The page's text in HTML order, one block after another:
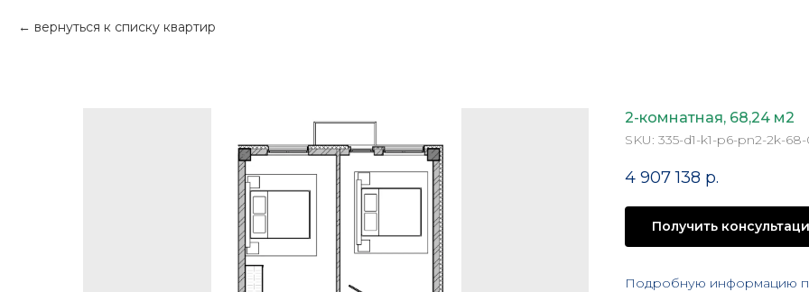
вернуться к списку квартир
2-комнатная, 68,24 м2
SKU: 335-d1-k1-p6-pn2-2k-
4 907 138 р.
Получить
Подробную информацию